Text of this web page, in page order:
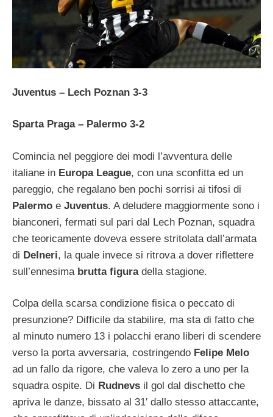
Juventus – Lech Poznan 3-3
Sparta Praga – Palermo 3-2
Comincia nel peggiore dei modi l’avventura delle
italiane in Europa League, con una sconfitta ed un
pareggio, che regalano ben pochi sorrisi ai tifosi di
Palermo e Juventus. A deludere maggiormente sono i
bianconeri, fermati sul pari dal Lech Poznan, squadra
che teoricamente doveva essere stritolata dall’armata
di Delneri, la quale invece si ritrova a dover riflettere
sull’ennesima brutta figuradella stagione.
Colpa della scarsa condizione fisica o peccato di
presunzione? Difficile da stabilire, ma sta di fatto che
al minuto numero 13 i polacchi erano liberi di scendere
verso la porta avversaria, costringendo Felipe Melo
ad un fallo da rigore, che valeva lo zero a uno per la
squadra ospite. Di Rudnevs il gol dal dischetto che
apriva le danze, bissato al 31′ dallo stesso attaccante,